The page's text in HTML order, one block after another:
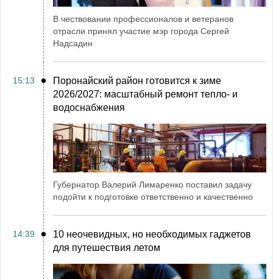
В чествовании профессионалов и ветеранов
отрасли принял участие мэр города Сергей
Надсадин
15:13
Поронайский район готовится к зиме
2026/2027: масштабный ремонт тепло- и
водоснабжения
Губернатор Валерий Лимаренко поставил задачу
подойти к подготовке ответственно и качественно
14:39
10 неочевидных, но необходимых гаджетов
для путешествия летом